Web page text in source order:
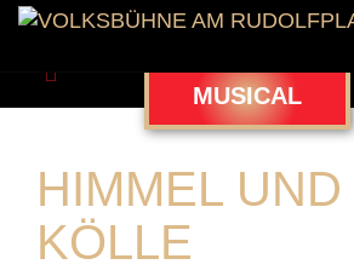
Zurück MUSICAL
HIMMEL UND
KÖLLE